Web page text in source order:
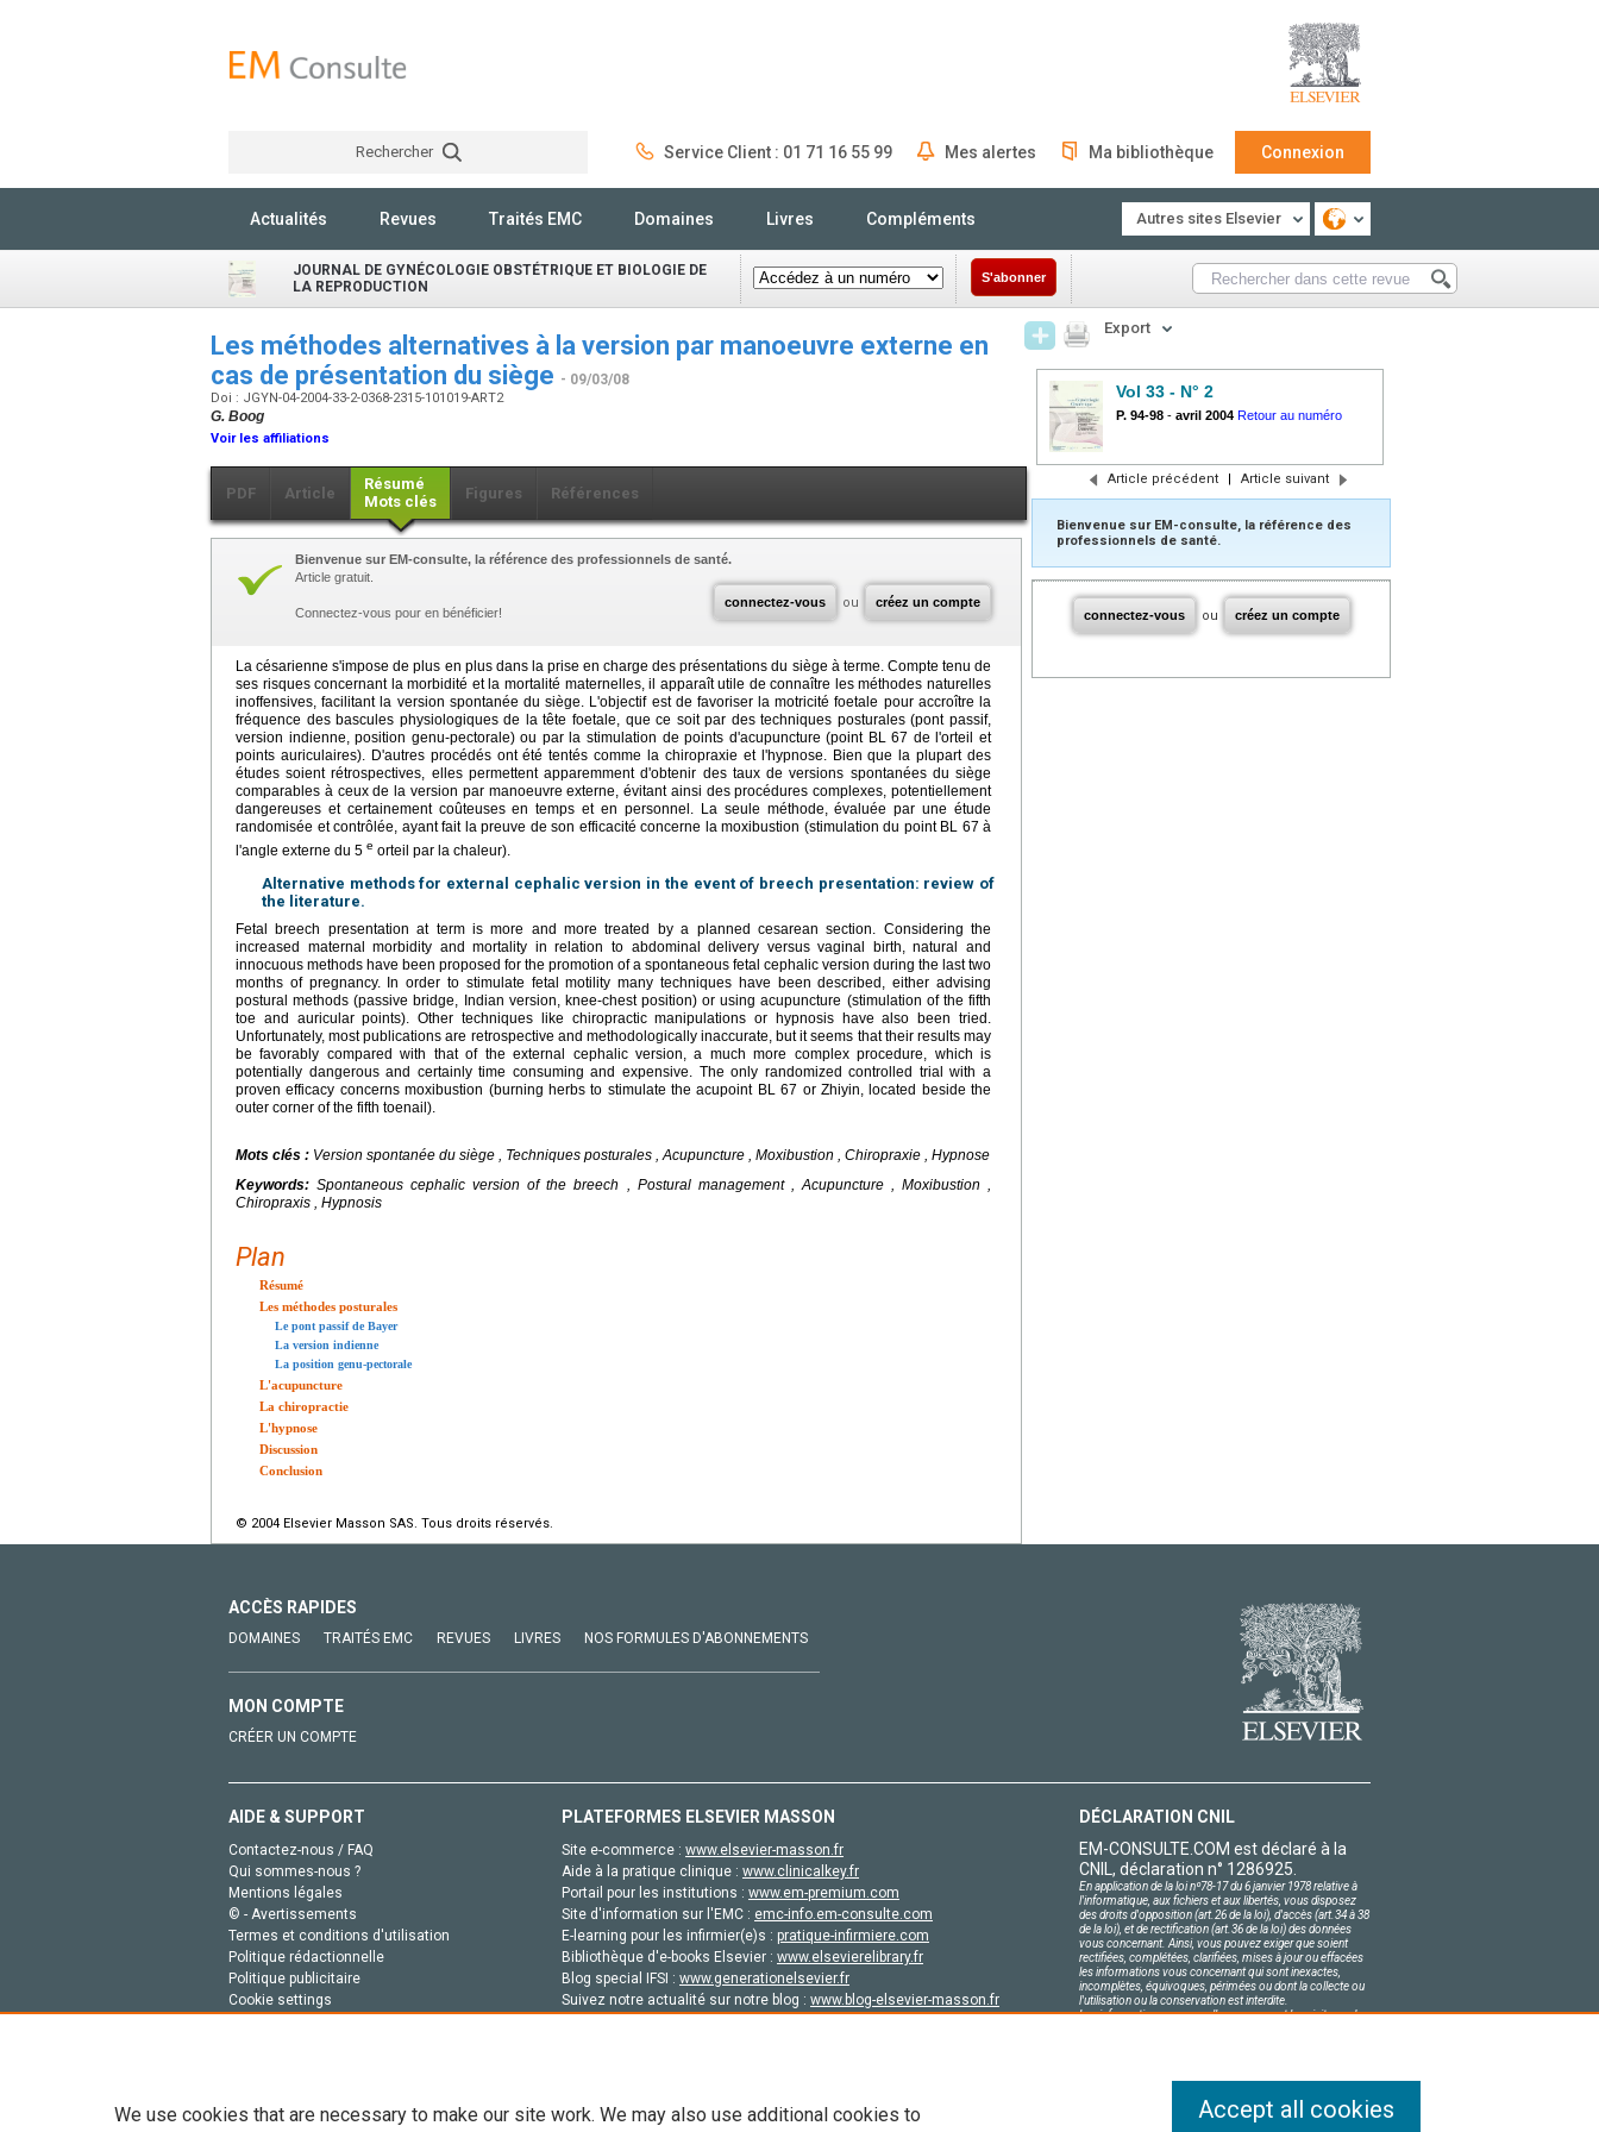
Rechercher Service Client : 01 71 16 55 99 Mes alertes Ma bibliothèque Connexion
Actualités Revues Traités EMC Domaines Livres Compléments Autres sites Elsevier
JOURNAL DE GYNÉCOLOGIE OBSTÉTRIQUE ET BIOLOGIE DE
LA REPRODUCTION
S'abonner
Les méthodes alternatives à la version par manoeuvre externe en
cas de présentation du siège - 09/03/08
Doi : JGYN-04-2004-33-2-0368-2315-101019-ART2
G. Boog
Voir les affiliations
PDF Article
Résumé
Mots clés
Figures Références
connectez-vous ou créez un compte
Bienvenue sur EM-consulte, la référence des professionnels de santé.
Article gratuit.
Connectez-vous pour en bénéficier!
La césarienne s'impose de plus en plus dans la prise en charge des présentations du siège à terme. Compte tenu de
ses risques concernant la morbidité et la mortalité maternelles, il apparaît utile de connaître les méthodes naturelles
inoffensives, facilitant la version spontanée du siège. L'objectif est de favoriser la motricité foetale pour accroître la
fréquence des bascules physiologiques de la tête foetale, que ce soit par des techniques posturales (pont passif,
version indienne, position genu-pectorale) ou par la stimulation de points d'acupuncture (point BL 67 de l'orteil et
points auriculaires). D'autres procédés ont été tentés comme la chiropraxie et l'hypnose. Bien que la plupart des
études soient rétrospectives, elles permettent apparemment d'obtenir des taux de versions spontanées du siège
comparables à ceux de la version par manoeuvre externe, évitant ainsi des procédures complexes, potentiellement
dangereuses et certainement coûteuses en temps et en personnel. La seule méthode, évaluée par une étude
randomisée et contrôlée, ayant fait la preuve de son efficacité concerne la moxibustion (stimulation du point BL 67 à
l'angle externe du 5 e orteil par la chaleur).
Alternative methods for external cephalic version in the event of breech presentation: review of
the literature.
Fetal breech presentation at term is more and more treated by a planned cesarean section. Considering the
increased maternal morbidity and mortality in relation to abdominal delivery versus vaginal birth, natural and
innocuous methods have been proposed for the promotion of a spontaneous fetal cephalic version during the last two
months of pregnancy. In order to stimulate fetal motility many techniques have been described, either advising
postural methods (passive bridge, Indian version, knee-chest position) or using acupuncture (stimulation of the fifth
toe and auricular points). Other techniques like chiropractic manipulations or hypnosis have also been tried.
Unfortunately, most publications are retrospective and methodologically inaccurate, but it seems that their results may
be favorably compared with that of the external cephalic version, a much more complex procedure, which is
potentially dangerous and certainly time consuming and expensive. The only randomized controlled trial with a
proven efficacy concerns moxibustion (burning herbs to stimulate the acupoint BL 67 or Zhiyin, located beside the
outer corner of the fifth toenail).
Mots clés : Version spontanée du siège , Techniques posturales , Acupuncture , Moxibustion , Chiropraxie , Hypnose
Keywords:Spontaneous cephalic version of the breech , Postural management , Acupuncture , Moxibustion ,
Chiropraxis , Hypnosis
Plan
Résumé
Les méthodes posturales
Le pont passif de Bayer
La version indienne
La position genu-pectorale
L'acupuncture
La chiropractie
L'hypnose
Discussion
Conclusion
© 2004 Elsevier Masson SAS. Tous droits réservés.
Export
Vol 33 - N° 2
P. 94-98 - avril 2004 Retour au numéro
Article précédent | Article suivant
Bienvenue sur EM-consulte, la référence des
professionnels de santé.
connectez-vous ou créez un compte
ACCÈS RAPIDES
DOMAINES TRAITÉS EMC REVUES LIVRES NOS FORMULES D'ABONNEMENTS
MON COMPTE
CRÉER UN COMPTE
AIDE & SUPPORT
Contactez-nous / FAQ
Qui sommes-nous ?
Mentions légales
© - Avertissements
Termes et conditions d'utilisation
Politique rédactionnelle
Politique publicitaire
Cookie settings
PLATEFORMES ELSEVIER MASSON
Site e-commerce : www.elsevier-masson.fr
Aide à la pratique clinique : www.clinicalkey.fr
Portail pour les institutions : www.em-premium.com
Site d'information sur l'EMC : emc-info.em-consulte.com
E-learning pour les infirmier(e)s : pratique-infirmiere.com
Bibliothèque d'e-books Elsevier : www.elsevierelibrary.fr
Blog special IFSI : www.generationelsevier.fr
Suivez notre actualité sur notre blog : www.blog-elsevier-masson.fr
DÉCLARATION CNIL
EM-CONSULTE.COM est déclaré à la
CNIL, déclaration n° 1286925.
En application de la loi nº78-17 du 6 janvier 1978 relative à
l'informatique, aux fichiers et aux libertés, vous disposez
des droits d'opposition (art.26 de la loi), d'accès (art.34 à 38
de la loi), et de rectification (art.36 de la loi) des données
vous concernant. Ainsi, vous pouvez exiger que soient
rectifiées, complétées, clarifiées, mises à jour ou effacées
les informations vous concernant qui sont inexactes,
incomplètes, équivoques, périmées ou dont la collecte ou
l'utilisation ou la conservation est interdite.
Les informations personnelles concernant les visiteurs de
We use cookies that are necessary to make our site work. We may also use additional cookies to Accept all cookies